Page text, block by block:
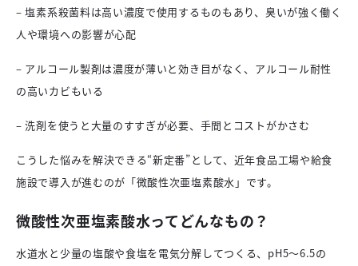
– 塩素系殺菌料は高い濃度で使用するものもあり、臭いが強く働く
人や環境への影響が心配
– アルコール製剤は濃度が薄いと効き目がなく、アルコール耐性
の高いカビもいる
– 洗剤を使うと大量のすすぎが必要、手間とコストがかさむ
こうした悩みを解決できる“新定番”として、近年食品工場や給食
施設で導入が進むのが「微酸性次亜塩素酸水」です。
微酸性次亜塩素酸水ってどんなもの？
水道水と少量の塩酸や食塩を電気分解してつくる、pH5〜6.5の